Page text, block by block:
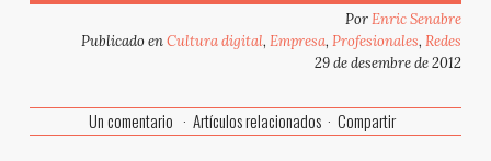
PorEnric Senabre
Publicado enCultura digital,Empresa,Profesionales,Redes
29 de desembre de 2012
Un comentario Artículos relacionados Compartir